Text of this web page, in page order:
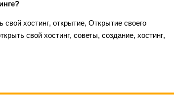
свой хостинг, открытие, Открытие своего
свой хостинг, советы, создание, хостинг,